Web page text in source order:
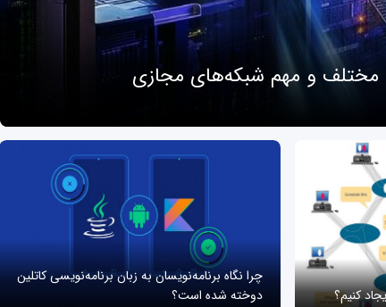
مختلف و مهم شبکه‌های مجازی
کنیم؟
چرا نگاه برنامه‌نویسان به زبان برنامه‌نویسی کاتلین
دوخته شده است؟